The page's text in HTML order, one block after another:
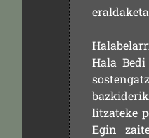
Hala
litzateke
Egin